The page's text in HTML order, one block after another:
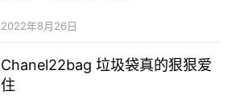
2022年8月26日
Chanel22bag 垃圾袋真的狠狠爱
住